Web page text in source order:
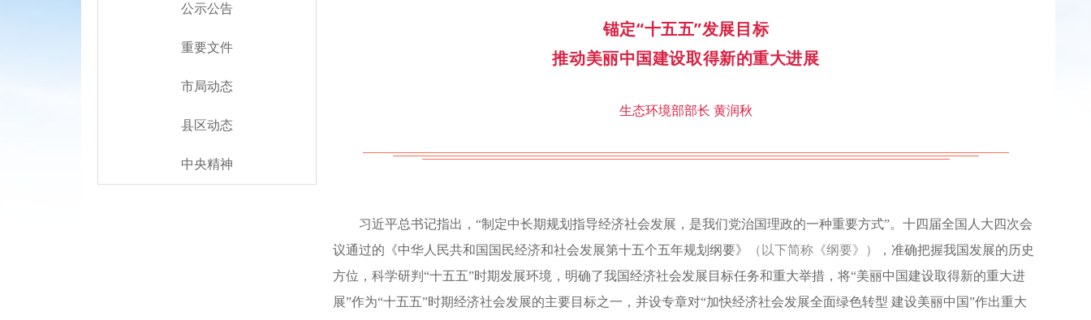
公示公告
重要文件
市局动态
县区动态
中央精神
锚定“十五五”发展目标
推动美丽中国建设取得新的重大进展
生态环境部部长 黄润秋
习近平总书记指出，“制定中长期规划指导经济社会发展，是我们党治国理政的一种重要方式”。十四届全国人大四次会
议通过的《中华人民共和国国民经济和社会发展第十五个五年规划纲要》
（以下简称《纲要》）
，准确把握我国发展的历史
方位，科学研判“十五五”时期发展环境，明确了我国经济社会发展目标任务和重大举措，将“美丽中国建设取得新的重大进
展”作为“十五五”时期经济社会发展的主要目标之一，并设专章对“加快经济社会发展全面绿色转型 建设美丽中国”作出重大